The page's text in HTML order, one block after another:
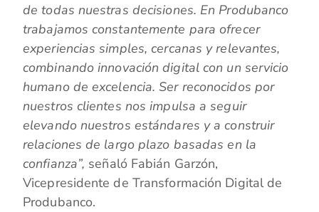
de todas nuestras decisiones. En Produbanco
trabajamos constantemente para ofrecer
experiencias simples, cercanas y relevantes,
combinando innovación digital con un servicio
humano de excelencia. Ser reconocidos por
nuestros clientes nos impulsa a seguir
elevando nuestros estándares y a construir
relaciones de largo plazo basadas en la
confianza”, señaló Fabián Garzón,
Vicepresidente de Transformación Digital de
Produbanco.